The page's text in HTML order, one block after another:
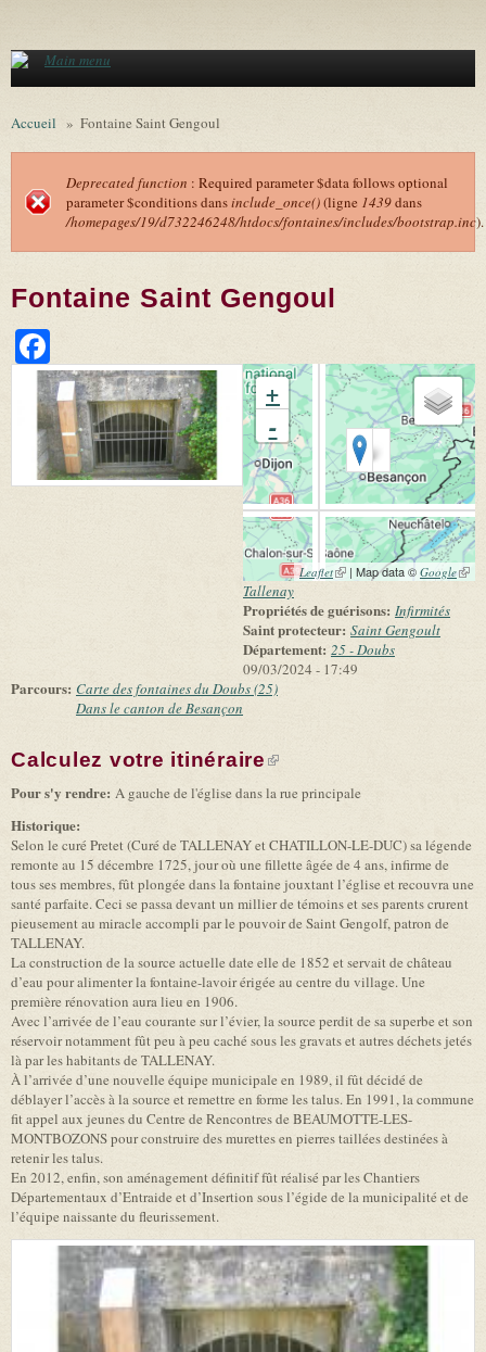
Main menu
Accueil » Fontaine Saint Gengoul
Message d'erreur
Deprecated function : Required parameter $data follows optional
parameter $conditions dansinclude_once()(ligne 1439dans
/homepages/19/d732246248/htdocs/fontaines/includes/bootstrap.inc).
Fontaine Saint Gengoul
+
-
Leaflet(link is external)
| Map data © Google(link
Tallenay
Propriétés de guérisons: Infirmités
Saint protecteur: Saint Gengoult
Département: 25 - Doubs
09/03/2024 - 17:49
Parcours: Carte des fontaines du Doubs (25)
Dans le canton de Besançon
Calculez votre itinéraire(link is external)
Pour s'y rendre: A gauche de l'église dans la rue principale
Historique:
Selon le curé Pretet (Curé de TALLENAY et CHATILLON-LE-DUC) sa légende
remonte au 15 décembre 1725, jour où une fillette âgée de 4 ans, infirme de
tous ses membres, fût plongée dans la fontaine jouxtant l’église et recouvra une
santé parfaite. Ceci se passa devant un millier de témoins et ses parents crurent
pieusement au miracle accompli par le pouvoir de Saint Gengolf, patron de
TALLENAY.
La construction de la source actuelle date elle de 1852 et servait de château
d’eau pour alimenter la fontaine-lavoir érigée au centre du village. Une
première rénovation aura lieu en 1906.
Avec l’arrivée de l’eau courante sur l’évier, la source perdit de sa superbe et son
réservoir notamment fût peu à peu caché sous les gravats et autres déchets jetés
là par les habitants de TALLENAY.
À l’arrivée d’une nouvelle équipe municipale en 1989, il fût décidé de
déblayer l’accès à la source et remettre en forme les talus. En 1991, la commune
fit appel aux jeunes du Centre de Rencontres de BEAUMOTTE-LES-
MONTBOZONS pour construire des murettes en pierres taillées destinées à
retenir les talus.
En 2012, enfin, son aménagement définitif fût réalisé par les Chantiers
Départementaux d’Entraide et d’Insertion sous l’égide de la municipalité et de
l’équipe naissante du fleurissement.